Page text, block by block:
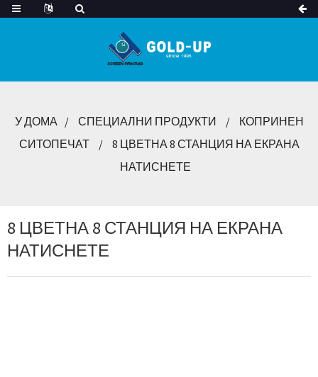
У ДОМА СПЕЦИАЛНИ ПРОДУКТИ
КОПРИНЕН
СИТОПЕЧАТ
8 ЦВЕТНА 8 СТАНЦИЯ НА ЕКРАНА
НАТИСНЕТЕ
8 ЦВЕТНА 8 СТАНЦИЯ НА ЕКРАНА
НАТИСНЕТЕ